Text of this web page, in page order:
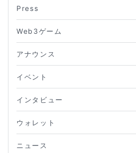
Press
Web3ゲーム
アナウンス
イベント
インタビュー
ウォレット
ニュース